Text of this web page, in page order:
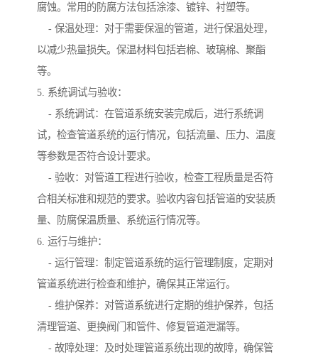
腐蚀。常用的防腐方法包括涂漆、镀锌、衬塑等。
- 保温处理：对于需要保温的管道，进行保温处理，
以减少热量损失。保温材料包括岩棉、玻璃棉、聚酯
等。
5. 系统调试与验收：
- 系统调试：在管道系统安装完成后，进行系统调
试，检查管道系统的运行情况，包括流量、压力、温度
等参数是否符合设计要求。
- 验收：对管道工程进行验收，检查工程质量是否符
合相关标准和规范的要求。验收内容包括管道的安装质
量、防腐保温质量、系统运行情况等。
6. 运行与维护：
- 运行管理：制定管道系统的运行管理制度，定期对
管道系统进行检查和维护，确保其正常运行。
- 维护保养：对管道系统进行定期的维护保养，包括
清理管道、更换阀门和管件、修复管道泄漏等。
- 故障处理：及时处理管道系统出现的故障，确保管